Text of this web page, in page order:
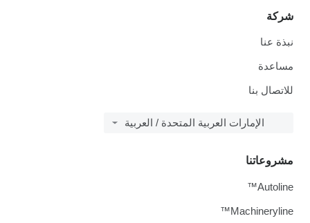
شركة
نبذة عنا
مساعدة
للاتصال بنا
الإمارات العربية المتحدة / العربية
مشروعاتنا
Autoline™
Machineryline™